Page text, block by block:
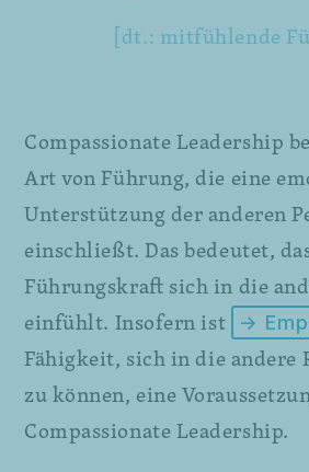
[dt.: mitfühlende
Compassionate Leadership
Art von Führung, die eine
Unterstützung der anderen
einschließt. Das bedeutet,
Führungskraft sich in die
einfühlt. Insofern ist
→
Fähigkeit, sich in die andere
zu können, eine
Compassionate Leadership.